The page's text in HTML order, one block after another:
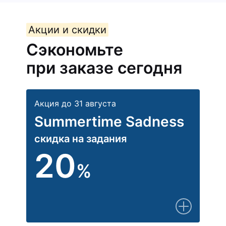
Акции и скидки
Сэкономьте
при заказе сегодня
Акция до 31 августа
Summertime Sadness
скидка на задания
20%